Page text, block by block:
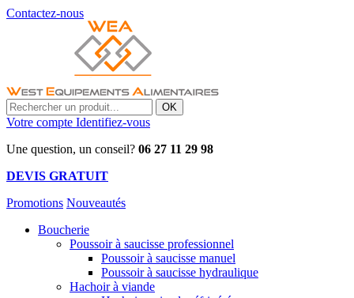
Contactez-nous
OK
Votre compte Identifiez-vous
Une question, un conseil? 06 27 11 29 98
DEVIS GRATUIT
Promotions Nouveautés
Boucherie
Poussoir à saucisse professionnel
Poussoir à saucisse manuel
Poussoir à saucisse hydraulique
Hachoir à viande